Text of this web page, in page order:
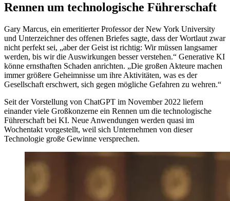
Rennen um technologische Führerschaft
Gary Marcus, ein emeritierter Professor der New York University
und Unterzeichner des offenen Briefes sagte, dass der Wortlaut zwar
nicht perfekt sei, „aber der Geist ist richtig: Wir müssen langsamer
werden, bis wir die Auswirkungen besser verstehen.“ Generative KI
könne ernsthaften Schaden anrichten. „Die großen Akteure machen
immer größere Geheimnisse um ihre Aktivitäten, was es der
Gesellschaft erschwert, sich gegen mögliche Gefahren zu wehren.“
Seit der Vorstellung von ChatGPT im November 2022 liefern
einander viele Großkonzerne ein Rennen um die technologische
Führerschaft bei KI. Neue Anwendungen werden quasi im
Wochentakt vorgestellt, weil sich Unternehmen von dieser
Technologie große Gewinne versprechen.